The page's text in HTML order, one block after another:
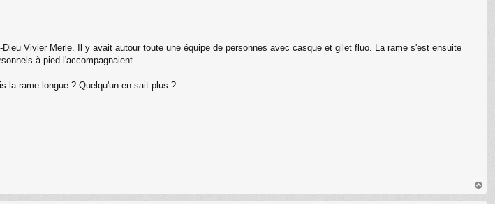
Dieu Vivier Merle. Il y avait autour toute une équipe de personnes avec casque et gilet fluo. La rame s'est ensuite
à pied l'accompagnaient.
la rame longue ? Quelqu'un en sait plus ?
au